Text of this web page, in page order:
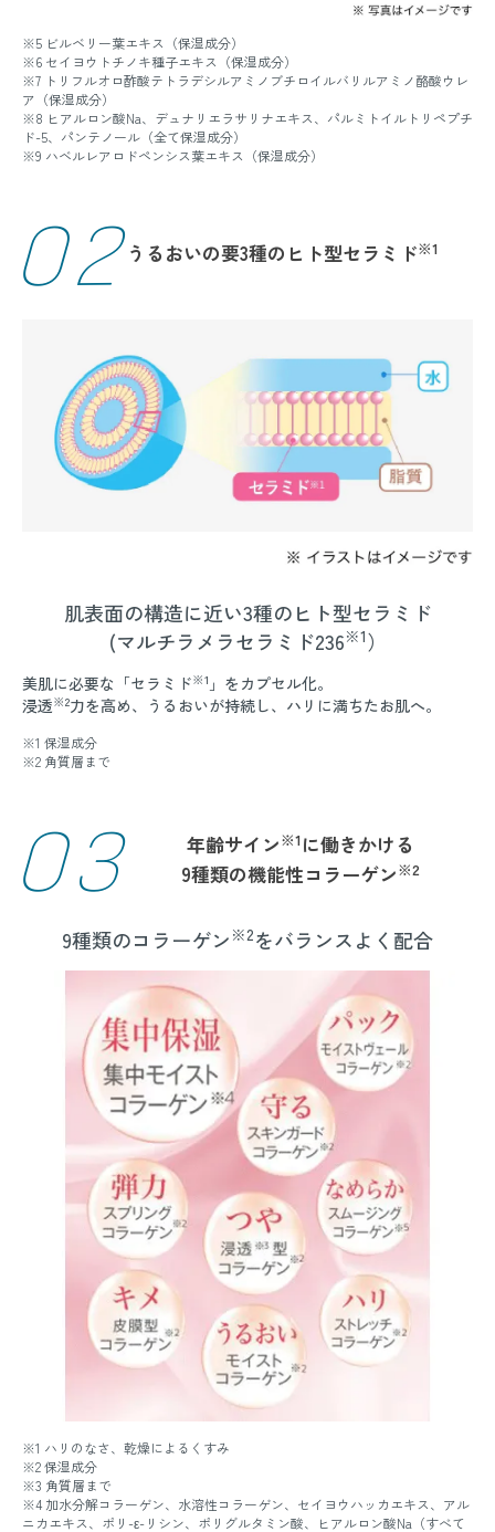
※5 ビルベリー葉エキス（保湿成分）
※6 セイヨウトチノキ種子エキス（保湿成分）
※7 トリフルオロ酢酸テトラデシルアミノブチロイルバリルアミノ酪酸ウレ
ア（保湿成分）
※8 ヒアルロン酸Na、デュナリエラサリナエキス、パルミトイルトリペプチ
ド-5、パンテノール（全て保湿成分）
※9 ハベルレアロドペンシス葉エキス（保湿成分）
02うるおいの要3種のヒト型セラミド※1
肌表面の構造に近い3種のヒト型セラミド
(マルチラメラセラミド236※1）
美肌に必要な「セラミド※1 」をカプセル化。
浸透※2力を高め、うるおいが持続し、ハリに満ちたお肌へ。
※1 保湿成分
※2 角質層まで
03 年齢サイン※1に働きかける
9種類の機能性コラーゲン※2
9種類のコラーゲン ※2をバランスよく配合
※1 ハリのなさ、乾燥によるくすみ
※2 保湿成分
※3 角質層まで
※4 加水分解コラーゲン、水溶性コラーゲン、セイヨウハッカエキス、アル
ニカエキス、ポリ-ε-リシン、ポリグルタミン酸、ヒアルロン酸Na（すべて